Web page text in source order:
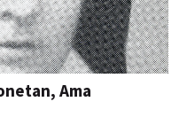
Ama
abu 07, 09:25